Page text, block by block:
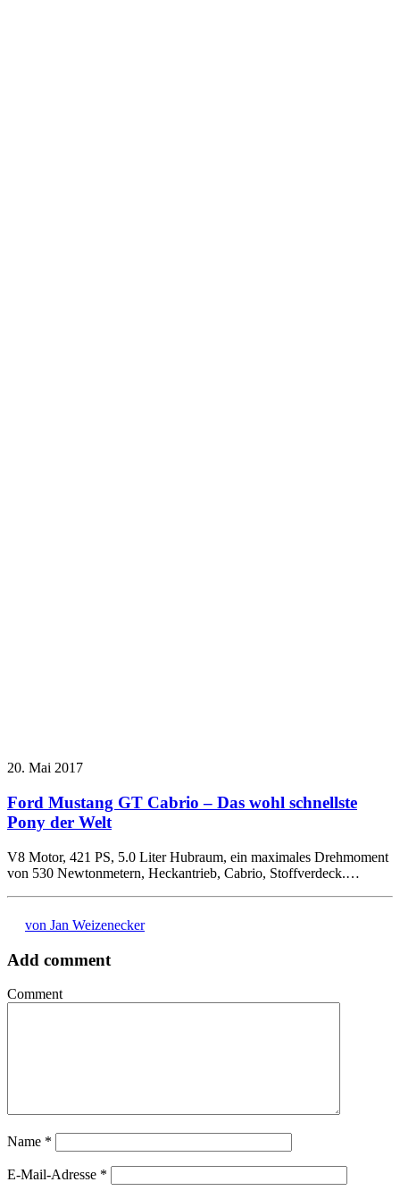
20. Mai 2017
Ford Mustang GT Cabrio – Das wohl schnellste
Pony der Welt
V8 Motor, 421 PS, 5.0 Liter Hubraum, ein maximales Drehmoment
von 530 Newtonmetern, Heckantrieb, Cabrio, Stoffverdeck.…
von Jan Weizenecker
Add comment
Comment
Name *
E-Mail-Adresse *